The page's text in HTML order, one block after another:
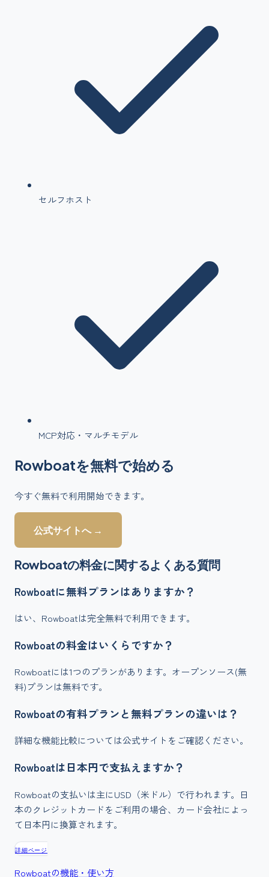
セルフホスト
MCP対応・マルチモデル
Rowboatを無料で始める
今すぐ無料で利用開始できます。
公式サイトへ →
Rowboatの料金に関するよくある質問
Rowboatに無料プランはありますか？
はい、Rowboatは完全無料で利用できます。
Rowboatの料金はいくらですか？
Rowboatには1つのプランがあります。オープンソース(無
料)プランは無料です。
Rowboatの有料プランと無料プランの違いは？
詳細な機能比較については公式サイトをご確認ください。
Rowboatは日本円で支払えますか？
Rowboatの支払いは主にUSD（米ドル）で行われます。日
本のクレジットカードをご利用の場合、カード会社によっ
て日本円に換算されます。
詳細ページ
Rowboatの機能・使い方